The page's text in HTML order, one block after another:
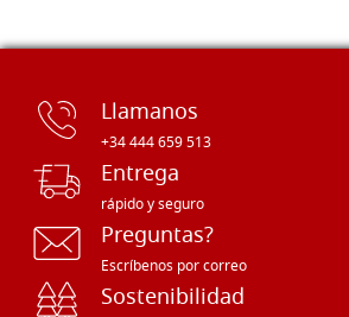
Llamanos
+34 444 659 513
Entrega
rápido y seguro
Preguntas?
Escríbenos por correo
Sostenibilidad